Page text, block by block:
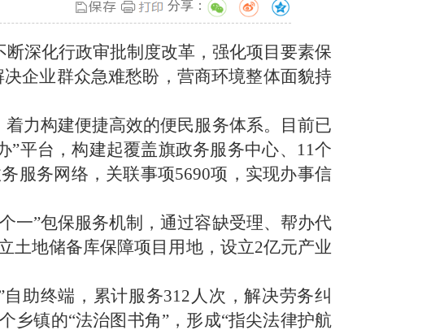
分享：
深化行政审批制度改革，强化项目要素保
企业群众急难愁盼，营商环境整体面貌持
着力构建便捷高效的便民服务体系。目前已
”平台，构建起覆盖旗政务服务中心、 11个
服务网络，关联事项5690项，实现办事信
一”包保服务机制，通过容缺受理、帮办代
土地储备库保障项目用地，设立2亿元产业
自助终端，累计服务312 人次，解决劳务纠
个乡镇的“法治图书角”，形成“指尖法律护航